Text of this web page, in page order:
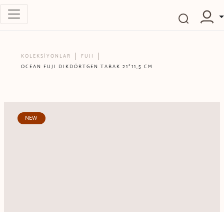
KOLEKSİYONLAR
FUJI
OCEAN FUJI DIKDÖRTGEN TABAK 21*11,5 CM
NEW